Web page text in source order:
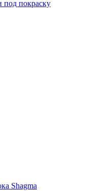
под покраску
Shagma